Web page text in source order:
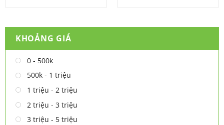
KHOẢNG GIÁ
0 - 500k
500k - 1 triệu
1 triệu - 2 triệu
2 triệu - 3 triệu
3 triệu - 5 triệu